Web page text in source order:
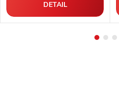
DETAIL